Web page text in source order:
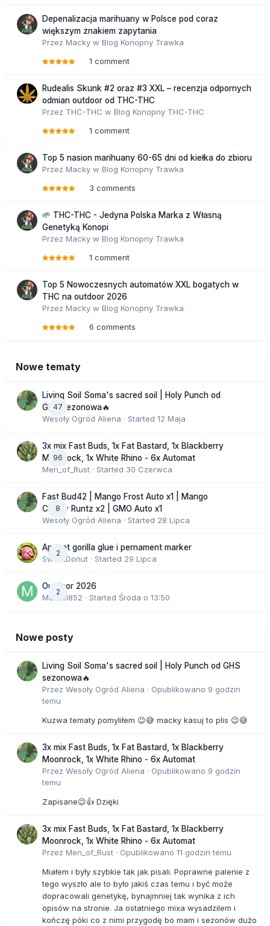
Depenalizacja marihuany w Polsce pod coraz
większym znakiem zapytania
Przez Macky w Blog Konopny Trawka
1 comment
Rudealis Skunk #2 oraz #3 XXL – recenzja odpornych
odmian outdoor od THC-THC
Przez THC-THC w Blog Konopny THC-THC
1 comment
Top 5 nasion marihuany 60-65 dni od kiełka do zbioru
Przez Macky w Blog Konopny Trawka
3 comments
🌱 THC-THC - Jedyna Polska Marka z Własną
Genetyką Konopi
Przez Macky w Blog Konopny Trawka
1 comment
Top 5 Nowoczesnych automatów XXL bogatych w
THC na outdoor 2026
Przez Macky w Blog Konopny Trawka
6 comments
Nowe tematy
47
Living Soil Soma's sacred soil | Holy Punch od
GHS sezonowa🔥
Wesoły Ogród Aliena · Started 12 Maja
96
3x mix Fast Buds, 1x Fat Bastard, 1x Blackberry
Moonrock, 1x White Rhino - 6x Automat
Men_of_Rust · Started 30 Czerwca
8
Fast Bud42 | Mango Frost Auto x1 | Mango
Cherry Runtz x2 | GMO Auto x1
Wesoły Ogród Aliena · Started 28 Lipca
2
Apricot gorilla glue i pernament marker
SweetDonut · Started 29 Lipca
2
Outdoor 2026
Marcel852 · Started Środa o 13:50
Nowe posty
Living Soil Soma's sacred soil | Holy Punch od GHS
sezonowa🔥
Przez Wesoły Ogród Aliena · Opublikowano 9 godzin
temu
Kuzwa tematy pomyliłem 😉😅 macky kasuj to plis 😉😅
3x mix Fast Buds, 1x Fat Bastard, 1x Blackberry
Moonrock, 1x White Rhino - 6x Automat
Przez Wesoły Ogród Aliena · Opublikowano 9 godzin
temu
Zapisane😉👍 Dzięki
3x mix Fast Buds, 1x Fat Bastard, 1x Blackberry
Moonrock, 1x White Rhino - 6x Automat
Przez Men_of_Rust · Opublikowano 11 godzin temu
Miałem i były szybkie tak jak pisali. Poprawne palenie z
tego wyszło ale to było jakiś czas temu i być może
dopracowali genetykę, bynajmniej tak wynika z ich
opisów na stronie. Ja ostatniego mixa wysadzilem i
kończę póki co z nimi przygodę bo mam i sezonów dużo